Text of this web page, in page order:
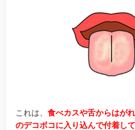
これは、 食べカスや舌からはが
のデコボコに入り込んで付着し